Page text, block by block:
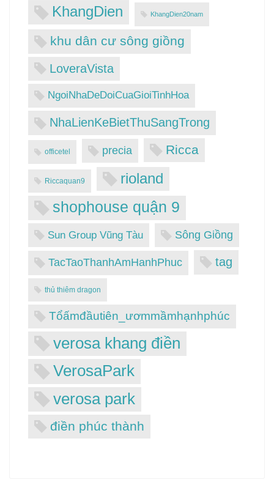
KhangDien KhangDien20nam
khu dân cư sông giồng
LoveraVista
NgoiNhaDeDoiCuaGioiTinhHoa
NhaLienKeBietThuSangTrong
officetel precia Ricca
Riccaquan9
rioland
shophouse quận 9
Sun Group Vũng Tàu Sông Giồng
TacTaoThanhAmHanhPhuc tag
thủ thiêm dragon
Tổấmđầutiên_ươmmầmhạnhphúc
verosa khang điền
VerosaPark
verosa park
điền phúc thành